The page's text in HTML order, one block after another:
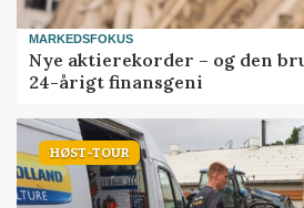
MARKEDSFOKUS
Nye aktierekorder – og den
24-årigt finansgeni
HØST-TOUR